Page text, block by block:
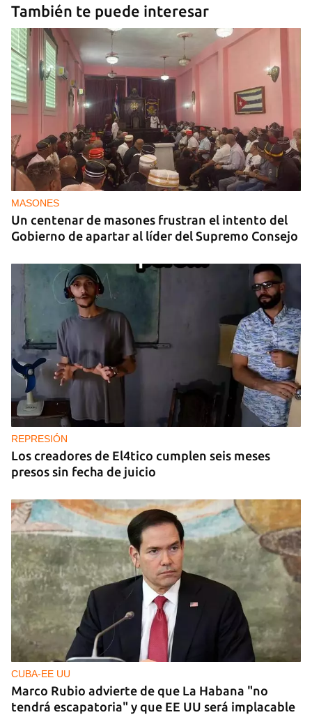
También te puede interesar
MASONES
Un centenar de masones frustran el intento del
Gobierno de apartar al líder del Supremo Consejo
REPRESIÓN
Los creadores de El4tico cumplen seis meses
presos sin fecha de juicio
CUBA-EE UU
Marco Rubio advierte de que La Habana "no
tendrá escapatoria" y que EE UU será implacable